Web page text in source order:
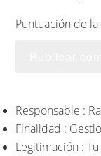
Puntuación de
Responsable :
Finalidad :
Legitimación :